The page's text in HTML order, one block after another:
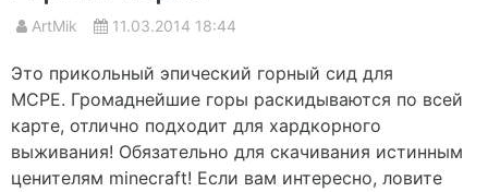
ArtMik 11.03.2014 18:44
Это прикольный эпический горный сид для
MCPE. Громаднейшие горы раскидываются по всей
карте, отлично подходит для хардкорного
выживания! Обязательно для скачивания истинным
ценителям minecraft! Если вам интересно, ловите